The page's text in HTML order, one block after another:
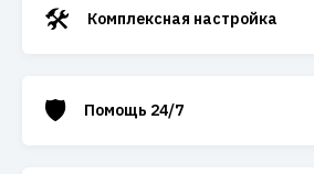
🛠️ Комплексная настройка
🛡️ Помощь 24/7